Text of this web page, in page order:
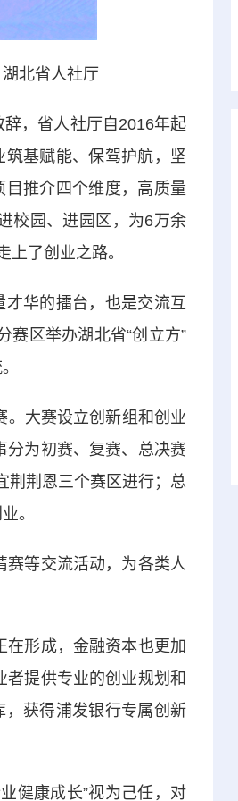
北省人社厅
，省人社厅自2016年起
筑基赋能、保驾护航，坚
目推介四个维度，高质量
校园、进园区，为6万余
了创业之路。
华的擂台，也是交流互
赛区举办湖北省“创立方”
大赛设立创新组和创业
分为初赛、复赛、总决赛
荆荆恩三个赛区进行；总
。
等交流活动，为各类人
形成，金融资本也更加
提供专业的创业规划和
，获得浦发银行专属创新
健康成长”视为己任，对